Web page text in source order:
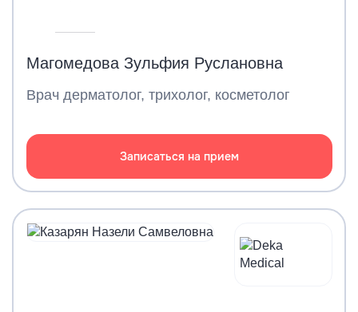
Магомедова Зульфия Руслановна
Врач дерматолог, трихолог, косметолог
Записаться на прием